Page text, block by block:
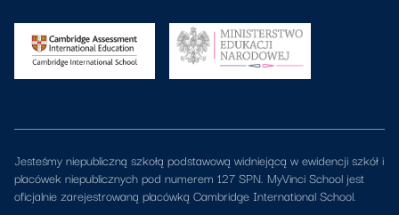
Jesteśmy niepubliczną szkołą podstawową widniejącą w ewidencji szkół i
placówek niepublicznych pod numerem 127 SPN. MyVinci School jest
oficjalnie zarejestrowaną placówką Cambridge International School.